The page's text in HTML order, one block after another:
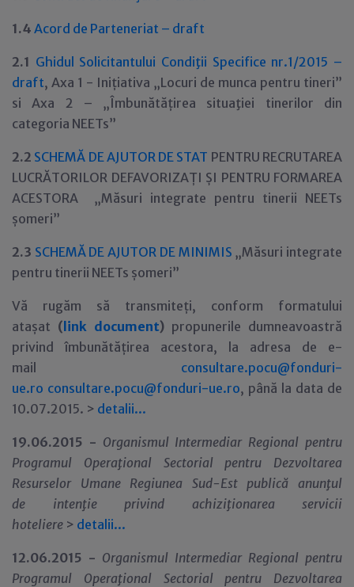
1.4 Acord de Parteneriat – draft
2.1 Ghidul Solicitantului Condiţii Specifice nr.1/2015 –
draft, Axa 1 - Inițiativa „Locuri de munca pentru tineri”
si Axa 2 – „Îmbunătățirea situaţiei tinerilor din
categoria NEETs”
2.2 SCHEMĂ DE AJUTOR DE STAT PENTRU RECRUTAREA
LUCRĂTORILOR DEFAVORIZAȚI ȘI PENTRU FORMAREA
ACESTORA „Măsuri integrate pentru tinerii NEETs
șomeri”
2.3 SCHEMĂ DE AJUTOR DE MINIMIS „Măsuri integrate
pentru tinerii NEETs șomeri”
Vă rugăm să transmiteți, conform formatului
atașat ( link document) propunerile dumneavoastră
privind îmbunătățirea acestora, la adresa de e-
mail consultare.pocu@fonduri-
ue.ro consultare.pocu@fonduri-ue.ro, până la data de
10.07.2015. > detalii...
19.06.2015 - Organismul Intermediar Regional pentru
Programul Operaţional Sectorial pentru Dezvoltarea
Resurselor Umane Regiunea Sud-Estpublică anunţul
de intenţieprivind achiziţionarea servicii
hoteliere > detalii...
12.06.2015 - Organismul Intermediar Regional pentru
Programul Operaţional Sectorial pentru Dezvoltarea